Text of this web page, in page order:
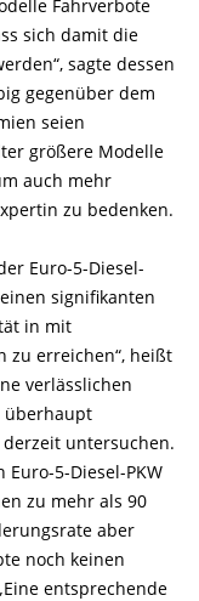
Fahrverbote
sich damit die
sagte dessen
gegenüber dem
seien
größere Modelle
auch mehr
zu bedenken.
Euro-5-Diesel-
signifikanten
in mit
zu erreichen“, heißt
verlässlichen
überhaupt
derzeit untersuchen.
5-Diesel-PKW
zu mehr als 90
aber
noch keinen
entsprechende